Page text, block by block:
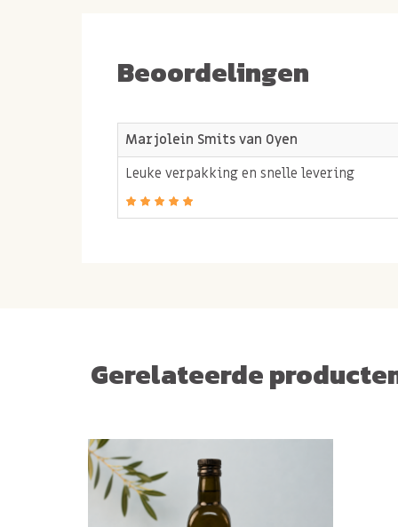
borrelplank gecombineerd met bruschetta
Schenk een beetje olijfolie in een bakje
peper. Wat stokbrood of grissini erbij
Tip: bekijk al onzedelicatessenensnacksvoor
Beoordelingen
Marjolein Smits van Oyen
Leuke verpakking en snelle levering
Gerelateerde